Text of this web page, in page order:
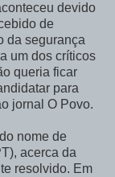
devido
de
da segurança
um dos críticos
queria ficar
para
jornal O Povo.
nome de
acerca da
resolvido. Em